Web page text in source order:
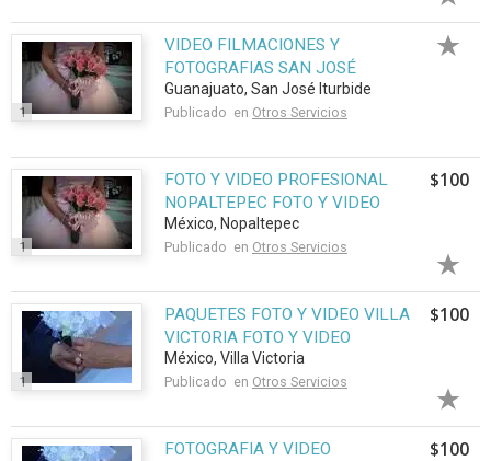
1
VIDEO FILMACIONES Y
FOTOGRAFIAS SAN JOSÉ
ITU22²RBIDE
Guanajuato, San José Iturbide
Publicado en Otros Servicios
1
FOTO Y VIDEO PROFESIONAL
NOPALTEPEC FOTO Y VIDEO
México, Nopaltepec
Publicado en Otros Servicios
$100
1
PAQUETES FOTO Y VIDEO VILLA
VICTORIA FOTO Y VIDEO
México, Villa Victoria
Publicado en Otros Servicios
$100
FOTOGRAFIA Y VIDEO
$100